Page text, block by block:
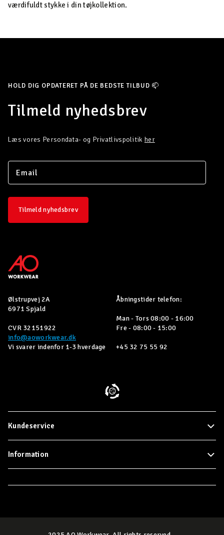
værdifuldt stykke i din tøjkollektion.
HOLD DIG OPDATERET PÅ DE BEDSTE TILBUD 📫
Tilmeld nyhedsbrev
Læs vores Persondata- og Privatlivspolitik her
Tilmeld nyhedsbrev
Ølstrupvej 2A
6971 Spjald
CVR 32151922
info@aoworkwear.dk
Vi svarer indenfor 1-3 hverdage
Åbningstider telefon:
Man - Tors 08:00 - 16:00
Fre - 08:00 - 15:00
+45 32 75 55 92
Kundeservice
Information